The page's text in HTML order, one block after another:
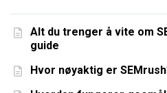
Alt du trenger å vite om
guide
Hvor nøyaktig er